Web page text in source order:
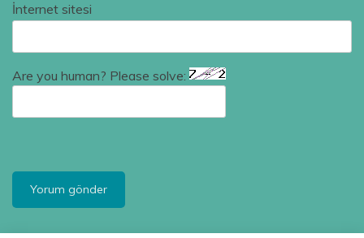
İnternet sitesi
Are you human? Please solve: